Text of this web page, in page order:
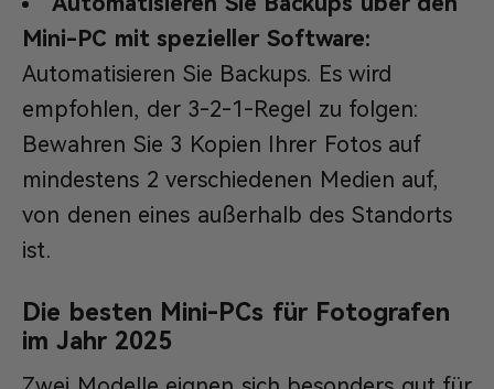
Mini-PC mit spezieller Software:
Automatisieren Sie Backups. Es wird
empfohlen, der 3-2-1-Regel zu folgen:
Bewahren Sie 3 Kopien Ihrer Fotos auf
mindestens 2 verschiedenen Medien auf,
von denen eines außerhalb des Standorts
ist.
Die besten Mini-PCs für Fotografen
im Jahr 2025